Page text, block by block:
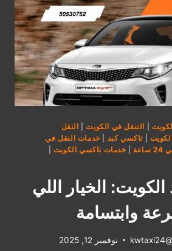
التنقل في الكويت| النقل
|تاكسي كبد
خدمات النقل في
خدمات تاكسي الكويت
الخيار اللي
وابتسامة
نوفمبر 12, 2025